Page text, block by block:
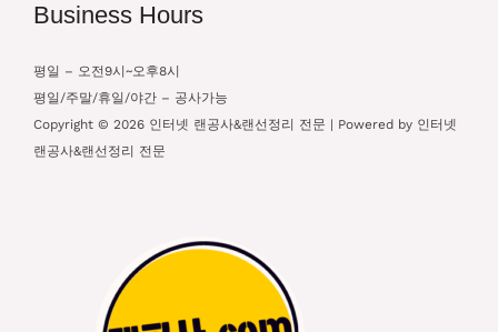
Business Hours
평일 – 오전9시~오후8시
평일/주말/휴일/야간 – 공사가능
Copyright © 2026 인터넷 랜공사&랜선정리 전문 | Powered by 인터넷
랜공사&랜선정리 전문